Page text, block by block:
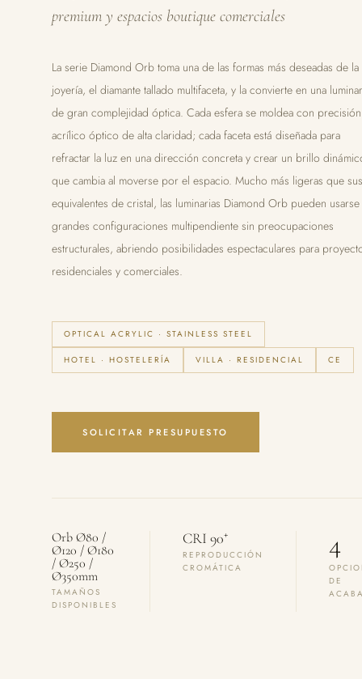
premium y espacios boutique comerciales
La serie Diamond Orb toma una de las formas más deseadas de la
joyería, el diamante tallado multifaceta, y la convierte en una
de gran complejidad óptica. Cada esfera se moldea con
acrílico óptico de alta claridad; cada faceta está diseñada para
refractar la luz en una dirección concreta y crear un brillo
que cambia al moverse por el espacio. Mucho más ligeras que sus
equivalentes de cristal, las luminarias Diamond Orb pueden
grandes configuraciones multipendiente sin preocupaciones
estructurales, abriendo posibilidades espectaculares para
residenciales y comerciales.
OPTICAL ACRYLIC · STAINLESS STEEL
HOTEL · HOSTELERÍA VILLA · RESIDENCIAL CE
SOLICITAR PRESUPUESTO
Orb Ø80 /
Ø120 / Ø180
/ Ø250 /
Ø350mm
TAMAÑOS
DISPONIBLES
CRI 90+
REPRODUCCIÓN
CROMÁTICA
4
DE